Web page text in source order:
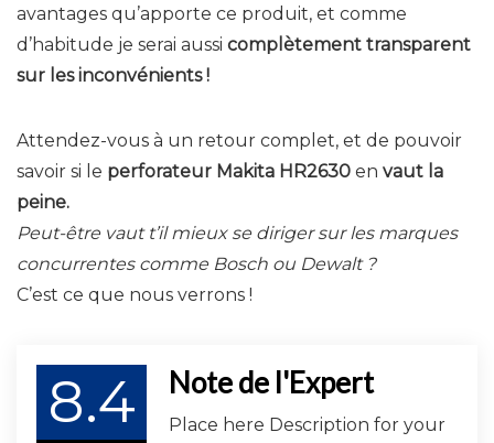
avantages qu’apporte ce produit, et comme
d’habitude je serai aussi complètement transparent
sur les inconvénients !
Attendez-vous à un retour complet, et de pouvoir
savoir si le perforateur Makita HR2630 en vaut la
peine.
Peut-être vaut t’il mieux se diriger sur les marques
concurrentes comme Bosch ou Dewalt ?
C’est ce que nous verrons !
8.4 Note de l'Expert
Place here Description for your